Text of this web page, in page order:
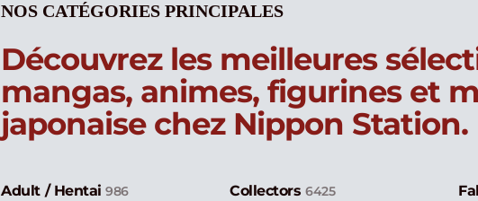
NOS CATÉGORIES PRINCIPALES
Découvrez les meilleures
mangas, animes, figurines et
japonaise chez Nippon Station.
Adult / Hentai986 Collectors 6425